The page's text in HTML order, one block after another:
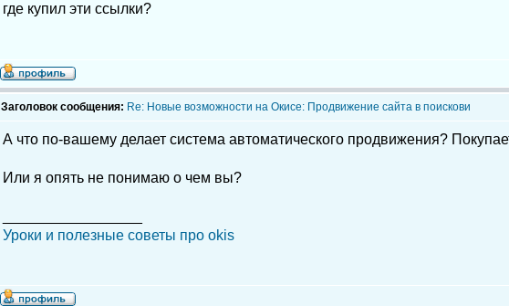
где купил эти ссылки?
Заголовок сообщения: Re: Новые возможности на Окисе: Продвижение сайта в поискови
А что по-вашему делает система автоматического продвижения?
Или я опять не понимаю о чем вы?
Уроки и полезные советы про okis